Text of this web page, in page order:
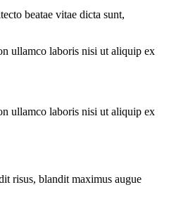
beatae vitae dicta sunt,
ullamco laboris nisi ut aliquip ex
ullamco laboris nisi ut aliquip ex
risus, blandit maximus augue